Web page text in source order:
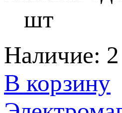
шт
Наличие:
В корзину